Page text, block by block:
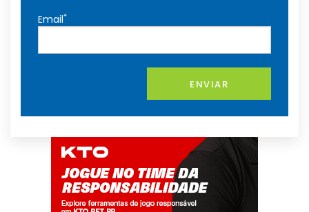
Email*
ENVIAR